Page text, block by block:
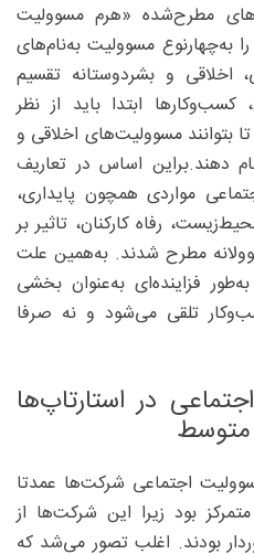
مطرح‌شده «هرم مسوولیت
اجتماعی کارول» است که CSR را به‌چهارنوع مسوولیت به‌نام‌های
اخلاقی و بشردوستانه تقسیم
ابتدا باید از نظر
بتوانند مسوولیت‌های اخلاقی و
دهند.براین اساس در تعاریف
مواردی همچون پایداری،
رفاه کارکنان، تاثیر بر
مطرح شدند. به‌همین علت
فزاینده‌ای به‌عنوان بخشی
تلقی می‌شود و نه صرفا
در استارتاپ‌ها
اجتماعی شرکت‌ها عمدتا
بود زیرا این شرکت‌ها از
بودند. اغلب تصور می‌شد که